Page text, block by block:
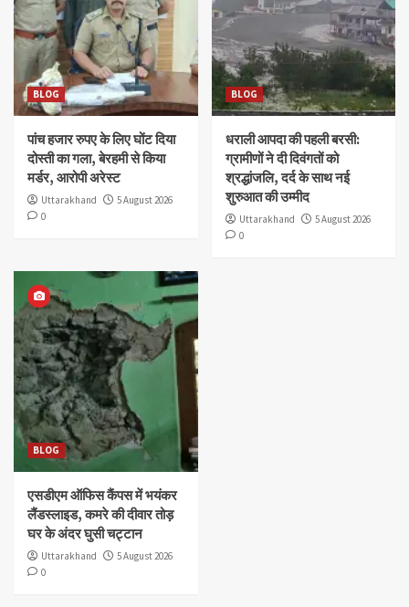
BLOG
पांच हजार रुपए के लिए घोंट दिया
दोस्ती का गला, बेरहमी से किया
मर्डर, आरोपी अरेस्ट
Uttarakhand
5 August 2026
0
BLOG
धराली आपदा की पहली बरसी:
ग्रामीणों ने दी दिवंगतों को
श्रद्धांजलि, दर्द के साथ नई
शुरुआत की उम्मीद
Uttarakhand
5 August 2026
0
BLOG
एसडीएम ऑफिस कैंपस में भयंकर
लैंडस्लाइड, कमरे की दीवार तोड़
घर के अंदर घुसी चट्टान
Uttarakhand
5 August 2026
0